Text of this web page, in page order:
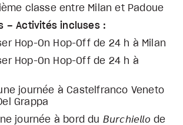
classe entre Milan et Padoue
– Activités incluses :
Hop-On Hop-Off de 24 h à Milan
Hop-On Hop-Off de 24 h à
journée à Castelfranco Veneto
Grappa
journée à bord du 𝘉𝘶𝘳𝘤𝘩𝘪𝘦𝘭𝘭𝘰 de